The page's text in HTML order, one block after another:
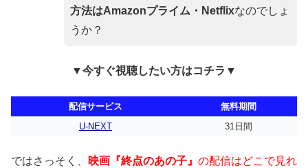
方法はAmazonプライム・Netflixなのでしょ
うか？
▼今すぐ視聴したい方はコチラ▼
配信サービス
無料期間
U-NEXT
31日間
ではさっそく、 映画『終点のあの子』 の配信はどこで見れ